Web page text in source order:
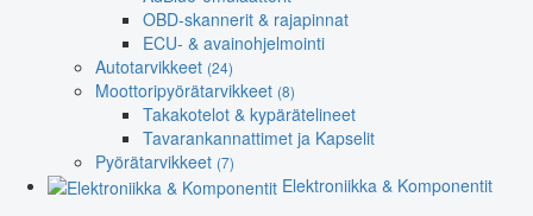
OBD-skannerit & rajapinnat
ECU- & avainohjelmointi
Autotarvikkeet (24)
Moottoripyörätarvikkeet (8)
Takakotelot & kypärätelineet
Tavarankannattimet ja Kapselit
Pyörätarvikkeet (7)
Elektroniikka & Komponentit